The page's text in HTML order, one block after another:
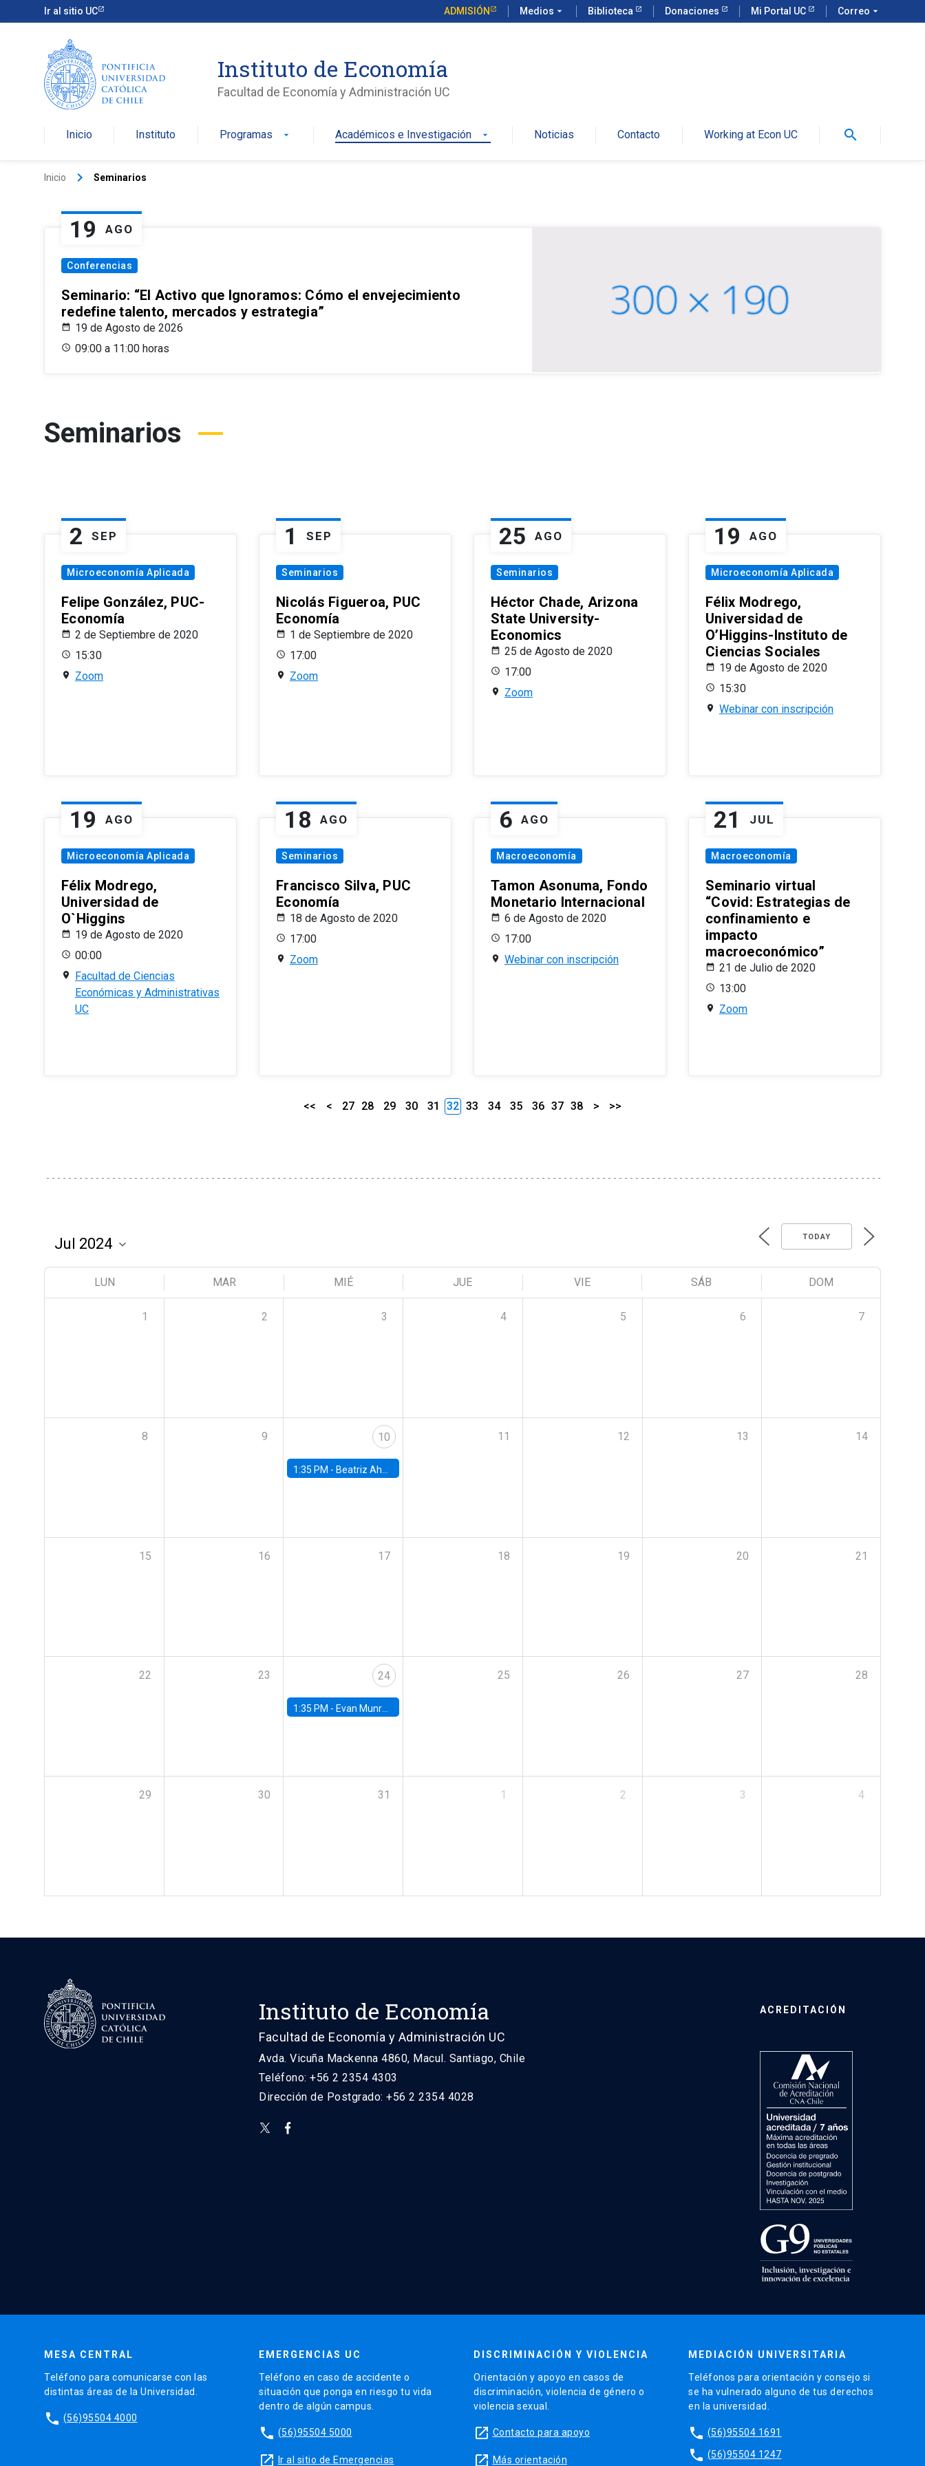
Ir al sitio UC ADMISIÓN Medios arrow_drop_down Biblioteca Donaciones Mi Portal UC Correo arrow_drop_down
Instituto de Economía
Facultad de Economía y Administración UC
Inicio Instituto Programas arrow_drop_down Académicos e Investigación arrow_drop_down Noticias Contacto Working at Econ UC search
Inicio keyboard_arrow_right Seminarios
19 AGO
Conferencias
Seminario: “El Activo que Ignoramos: Cómo el envejecimiento
redefine talento, mercados y estrategia”
19 de Agosto de 2026
09:00 a 11:00 horas
Seminarios
2 SEP
Microeconomía Aplicada
Felipe González, PUC-
Economía
2 de Septiembre de 2020
15:30
Zoom
1 SEP
Seminarios
Nicolás Figueroa, PUC
Economía
1 de Septiembre de 2020
17:00
Zoom
25 AGO
Seminarios
Héctor Chade, Arizona
State University-
Economics
25 de Agosto de 2020
17:00
Zoom
19 AGO
Microeconomía Aplicada
Félix Modrego,
Universidad de
O’Higgins-Instituto de
Ciencias Sociales
19 de Agosto de 2020
15:30
Webinar con inscripción
19 AGO
Microeconomía Aplicada
Félix Modrego,
Universidad de
O`Higgins
19 de Agosto de 2020
00:00
Facultad de Ciencias
Económicas y Administrativas
UC
18 AGO
Seminarios
Francisco Silva, PUC
Economía
18 de Agosto de 2020
17:00
Zoom
6 AGO
Macroeconomía
Tamon Asonuma, Fondo
Monetario Internacional
6 de Agosto de 2020
17:00
Webinar con inscripción
21 JUL
Macroeconomía
Seminario virtual
“Covid: Estrategias de
confinamiento e
impacto
macroeconómico”
21 de Julio de 2020
13:00
Zoom
<< < 27 28 29 30 31 32 33 34 35 36 37 38 > >>
TODAY
LUN MAR MIÉ JUE VIE SÁB DOM
1 2 3 4 5 6 7
8 9 10
1:35 PM - Beatriz Ahumada, PhD candidate, Universidad de Pittsburgh
11 12 13 14
15 16 17 18 19 20 21
22 23 24
1:35 PM - Evan Munro, Neyman Visiting Assistant Professor in the Department of Statistics at UC Berkeley
25 26 27 28
29 30 31 1 2 3 4
Instituto de Economía
Facultad de Economía y Administración UC
Avda. Vicuña Mackenna 4860, Macul. Santiago, Chile
Teléfono: +56 2 2354 4303
Dirección de Postgrado: +56 2 2354 4028
ACREDITACIÓN
MESA CENTRAL
Teléfono para comunicarse con las
distintas áreas de la Universidad.
phone (56)95504 4000
EMERGENCIAS UC
Teléfono en caso de accidente o
situación que ponga en riesgo tu vida
dentro de algún campus.
phone (56)95504 5000
launch Ir al sitio de Emergencias
DISCRIMINACIÓN Y VIOLENCIA
Orientación y apoyo en casos de
discriminación, violencia de género o
violencia sexual.
launch Contacto para apoyo
launch Más orientación
MEDIACIÓN UNIVERSITARIA
Teléfonos para orientación y consejo si
se ha vulnerado alguno de tus derechos
en la universidad.
phone (56)95504 1691
phone (56)95504 1247